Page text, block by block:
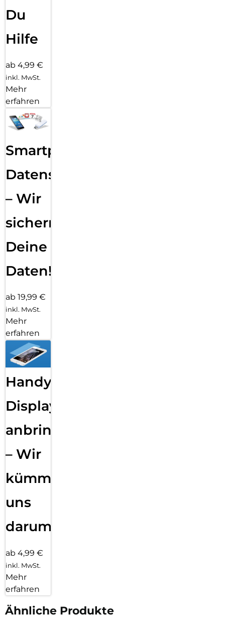
Du
Hilfe
ab 4,99 €
inkl. MwSt.
Mehr
erfahren
Smartphone
Datensicherung
– Wir
sichern
Deine
Daten!
ab 19,99 €
inkl. MwSt.
Mehr
erfahren
Handy
Displayfolie
anbringen
– Wir
kümmern
uns
darum!
ab 4,99 €
inkl. MwSt.
Mehr
erfahren
Ähnliche Produkte